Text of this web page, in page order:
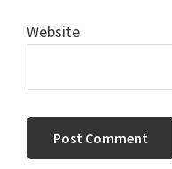
Website